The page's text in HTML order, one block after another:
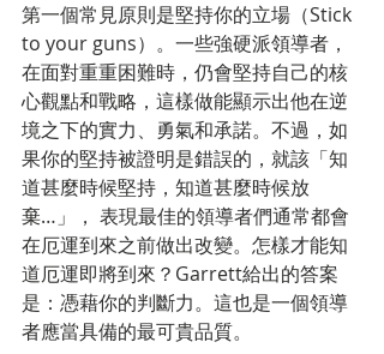
第一個常見原則是堅持你的立場（Stick
to your guns）。一些強硬派領導者，
在面對重重困難時，仍會堅持自己的核
心觀點和戰略，這樣做能顯示出他在逆
境之下的實力、勇氣和承諾。不過，如
果你的堅持被證明是錯誤的，就該「知
道甚麼時候堅持，知道甚麼時候放
棄…」， 表現最佳的領導者們通常都會
在厄運到來之前做出改變。怎樣才能知
道厄運即將到來？Garrett給出的答案
是：憑藉你的判斷力。這也是一個領導
者應當具備的最可貴品質。